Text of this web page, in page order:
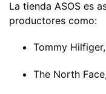
La tienda ASOS es
productores como:
Tommy Hilfiger,
The North